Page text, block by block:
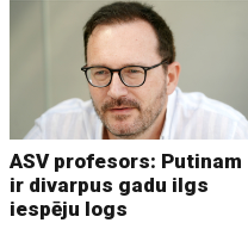
ASV profesors: Putinam
ir divarpus gadu ilgs
iespēju logs